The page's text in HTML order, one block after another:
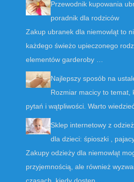
Przewodnik kupowania
poradnik dla rodziców
Zakup ubranek dla niemowląt to
każdego świeżo upieczonego
elementów garderoby …
Najlepszy sposób na
Rozmiar macicy to temat,
pytań i wątpliwości. Warto
Sklep internetowy z
dla dzieci: śpioszki ,
Zakupy odzieży dla niemowląt
przyjemnością, ale również
czasach, kiedy dostęp …